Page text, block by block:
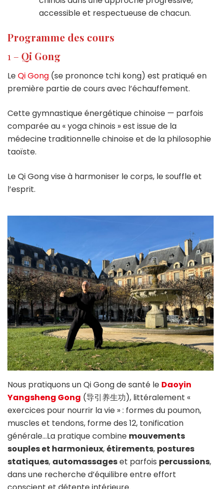
accessible et respectueuse de chacun.
Programme des cours
1 – Qi Gong
LeQi Gong (se prononce tchi kong) est pratiqué en
première partie de cours avec l’échauffement.
Cette gymnastique énergétique chinoise — parfois
comparée au « yoga chinois » est issue de la
médecine traditionnelle chinoise et de la philosophie
taoïste.
Le Qi Gong vise à harmoniser le corps, le souffle et
l’esprit.
Nous pratiquons un Qi Gong de santé le Daoyin
Yangsheng Gong (导引养生功), littéralement «
exercices pour nourrir la vie » : formes du poumon,
muscles et tendons, forme des 12, tonification
générale…La pratique combine mouvements
souples et harmonieux,étirements, postures
statiques, automassageset parfois percussions,
dans une recherche d’équilibre entre effort